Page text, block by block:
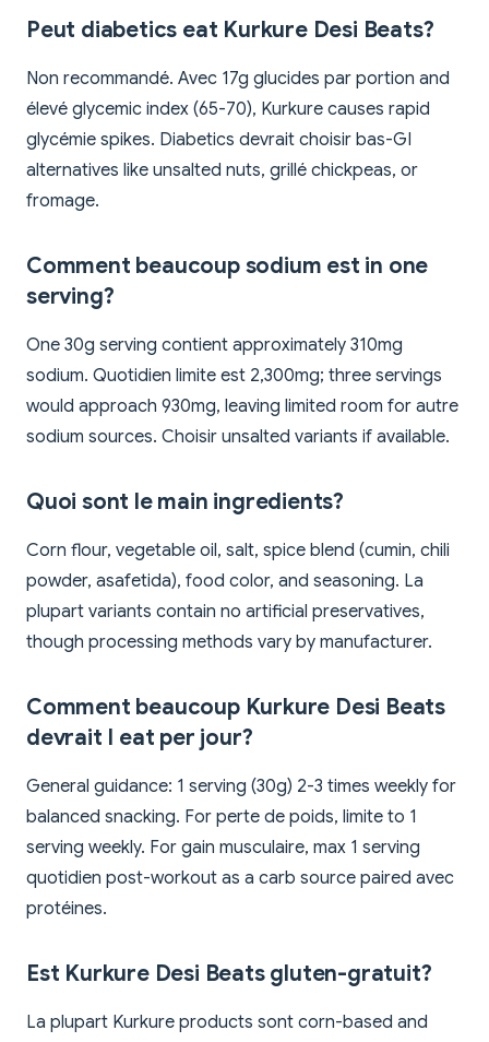
Peut diabetics eat Kurkure Desi Beats?
Non recommandé. Avec 17g glucides par portion and
élevé glycemic index (65-70), Kurkure causes rapid
glycémie spikes. Diabetics devrait choisir bas-GI
alternatives like unsalted nuts, grillé chickpeas, or
fromage.
Comment beaucoup sodium est in one
serving?
One 30g serving contient approximately 310mg
sodium. Quotidien limite est 2,300mg; three servings
would approach 930mg, leaving limited room for autre
sodium sources. Choisir unsalted variants if available.
Quoi sont le main ingredients?
Corn flour, vegetable oil, salt, spice blend (cumin, chili
powder, asafetida), food color, and seasoning. La
plupart variants contain no artificial preservatives,
though processing methods vary by manufacturer.
Comment beaucoup Kurkure Desi Beats
devrait I eat per jour?
General guidance: 1 serving (30g) 2-3 times weekly for
balanced snacking. For perte de poids, limite to 1
serving weekly. For gain musculaire, max 1 serving
quotidien post-workout as a carb source paired avec
protéines.
Est Kurkure Desi Beats gluten-gratuit?
La plupart Kurkure products sont corn-based and